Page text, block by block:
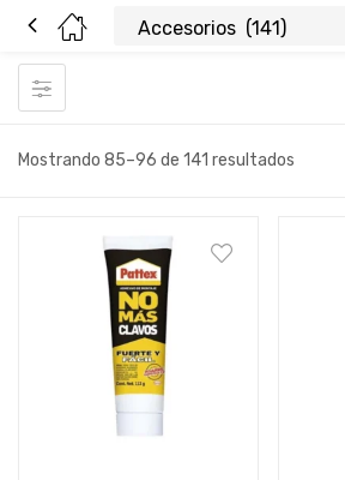
Mostrando 85–96 de 141 resultados